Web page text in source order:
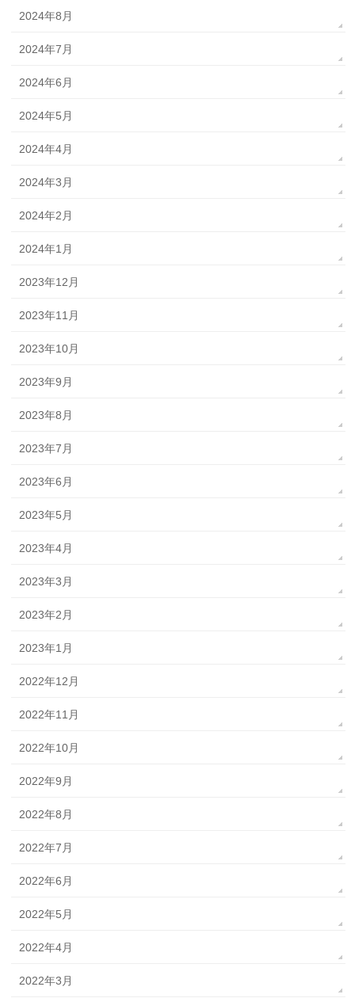
2024年8月
2024年7月
2024年6月
2024年5月
2024年4月
2024年3月
2024年2月
2024年1月
2023年12月
2023年11月
2023年10月
2023年9月
2023年8月
2023年7月
2023年6月
2023年5月
2023年4月
2023年3月
2023年2月
2023年1月
2022年12月
2022年11月
2022年10月
2022年9月
2022年8月
2022年7月
2022年6月
2022年5月
2022年4月
2022年3月